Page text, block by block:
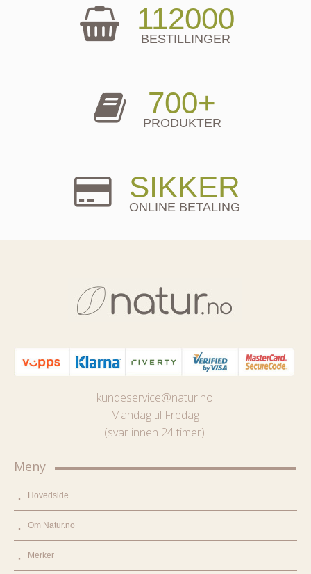
112000
BESTILLINGER
700+
PRODUKTER
SIKKER
ONLINE BETALING
kundeservice@natur.no
Mandag til Fredag
(svar innen 24 timer)
Meny
Hovedside
Om Natur.no
Merker